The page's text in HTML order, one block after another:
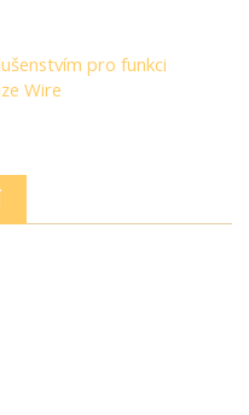
pro funkci
Wire